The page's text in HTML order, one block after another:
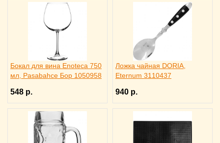
Бокал для вина Enoteca 750
мл, Pasabahce Бор 1050958
548 р.
Ложка чайная DORIA,
Eternum 3110437
940 р.